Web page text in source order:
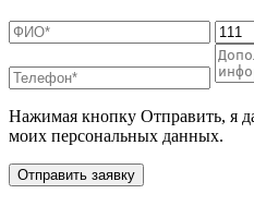
Нажимая кнопку Отправить, я
моих персональных данных.
Отправить заявку